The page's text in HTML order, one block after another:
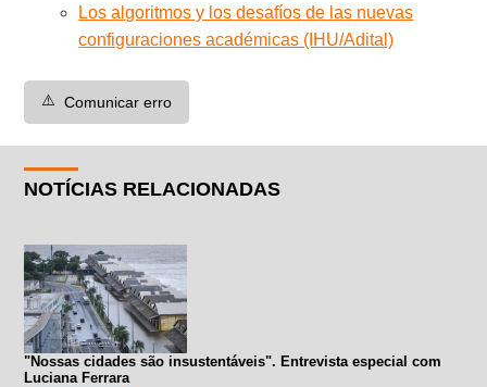
Los algoritmos y los desafíos de las nuevas
configuraciones académicas (IHU/Adital)
⚠️ Comunicar erro
NOTÍCIAS RELACIONADAS
"Nossas cidades são insustentáveis". Entrevista especial com
Luciana Ferrara